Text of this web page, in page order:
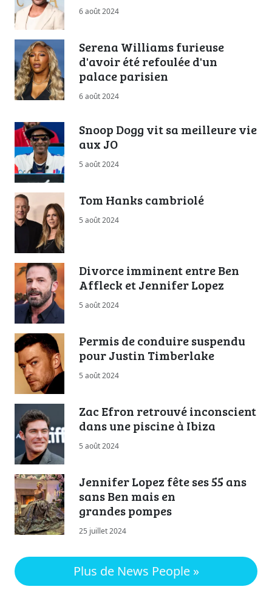
6 août 2024
Serena Williams furieuse
d'avoir été refoulée d'un
palace parisien
6 août 2024
Snoop Dogg vit sa meilleure vie
aux JO
5 août 2024
Tom Hanks cambriolé
5 août 2024
Divorce imminent entre Ben
Affleck et Jennifer Lopez
5 août 2024
Permis de conduire suspendu
pour Justin Timberlake
5 août 2024
Zac Efron retrouvé inconscient
dans une piscine à Ibiza
5 août 2024
Jennifer Lopez fête ses 55 ans
sans Ben mais en
grandes pompes
25 juillet 2024
Plus de News People »